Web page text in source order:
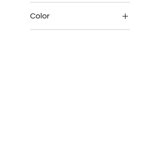
Color